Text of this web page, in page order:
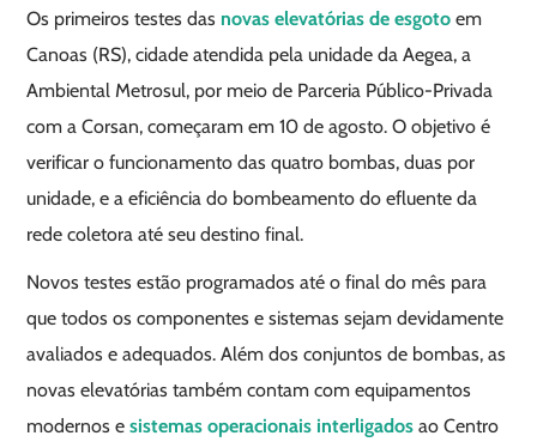
Os primeiros testes das novas elevatórias de esgoto em
Canoas (RS), cidade atendida pela unidade da Aegea, a
Ambiental Metrosul, por meio de Parceria Público-Privada
com a Corsan, começaram em 10 de agosto. O objetivo é
verificar o funcionamento das quatro bombas, duas por
unidade, e a eficiência do bombeamento do efluente da
rede coletora até seu destino final.
Novos testes estão programados até o final do mês para
que todos os componentes e sistemas sejam devidamente
avaliados e adequados. Além dos conjuntos de bombas, as
novas elevatórias também contam com equipamentos
modernos esistemas operacionais interligadosao Centro